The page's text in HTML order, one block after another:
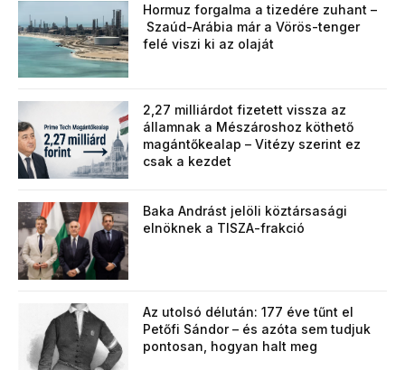
Hormuz forgalma a tizedére zuhant –
Szaúd-Arábia már a Vörös-tenger
felé viszi ki az olaját
2,27 milliárdot fizetett vissza az
államnak a Mészároshoz köthető
magántőkealap – Vitézy szerint ez
csak a kezdet
Baka Andrást jelöli köztársasági
elnöknek a TISZA-frakció
Az utolsó délután: 177 éve tűnt el
Petőfi Sándor – és azóta sem tudjuk
pontosan, hogyan halt meg